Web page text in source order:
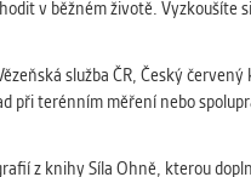
v běžném životě. Vyzkoušíte
služba ČR, Český
terénním měření nebo
z knihy Síla Ohně, kterou